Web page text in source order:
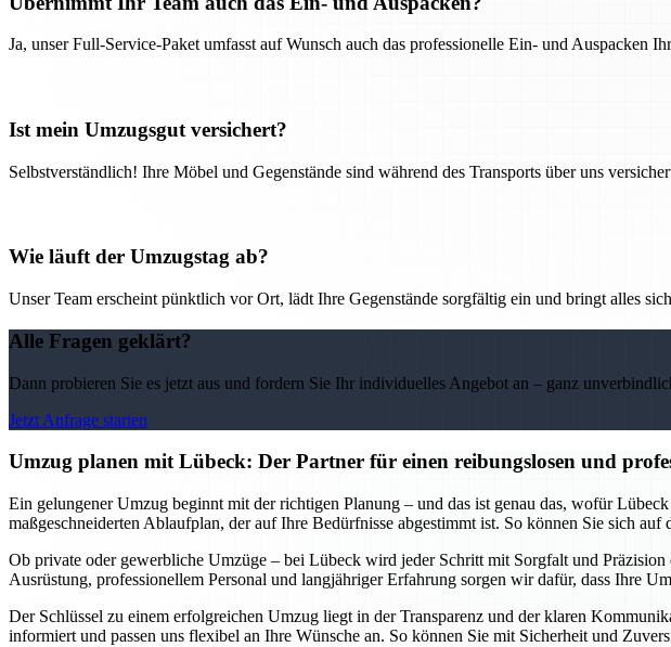
Ja, unser Full-Service-Paket umfasst auf Wunsch auch das professionelle Ein- und Auspacken
Ist mein Umzugsgut versichert?
Selbstverständlich! Ihre Möbel und Gegenstände sind während des Transports über uns
Wie läuft der Umzugstag ab?
Unser Team erscheint pünktlich vor Ort, lädt Ihre Gegenstände sorgfältig ein und bringt alles
Alle Fragen geklärt?
Dann probieren Sie es jetzt aus und fordern Sie Ihr individuelles Angebot an – ganz
Jetzt Anfrage starten
Umzug planen mit Lübeck: Der Partner für einen reibungslosen und
Ein gelungener Umzug beginnt mit der richtigen Planung – und das ist genau das, wofür
maßgeschneiderten Ablaufplan, der auf Ihre Bedürfnisse abgestimmt ist. So können Sie sich
Ob private oder gewerbliche Umzüge – bei Lübeck wird jeder Schritt mit Sorgfalt und
Ausrüstung, professionellem Personal und langjähriger Erfahrung sorgen wir dafür, dass Ihre
Der Schlüssel zu einem erfolgreichen Umzug liegt in der Transparenz und der klaren
informiert und passen uns flexibel an Ihre Wünsche an. So können Sie mit Sicherheit und